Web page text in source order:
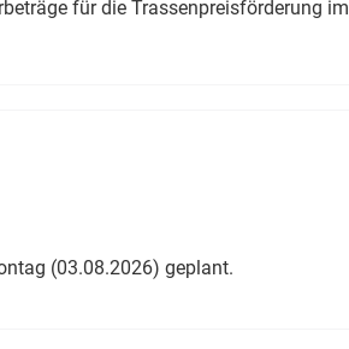
für die Trassenpreisförderung im
(03.08.2026) geplant.